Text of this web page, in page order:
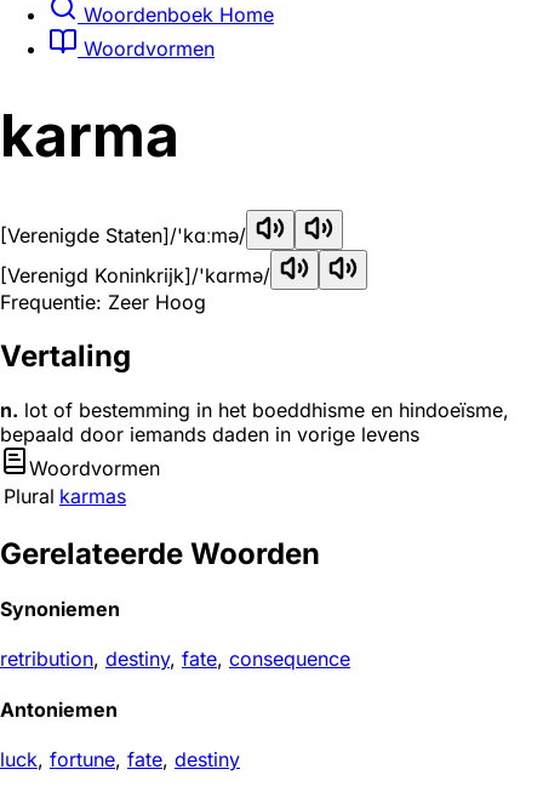
Woordenboek Home
Woordvormen
karma
[Verenigde Staten]/'kɑːmə/
[Verenigd Koninkrijk]/'kɑrmə/
Frequentie: Zeer Hoog
Vertaling
n. lot of bestemming in het boeddhisme en hindoeïsme,
bepaald door iemands daden in vorige levens
Woordvormen
Plural karmas
Gerelateerde Woorden
Synoniemen
retribution, destiny, fate, consequence
Antoniemen
luck, fortune, fate, destiny